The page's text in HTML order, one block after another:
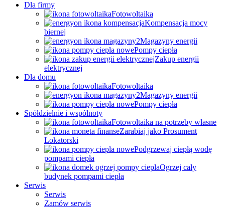
Dla firmy
Fotowoltaika
Kompensacja mocy
biernej
Magazyny energii
Pompy ciepła
Zakup energii
elektrycznej
Dla domu
Fotowoltaika
Magazyny energii
Pompy ciepła
Spółdzielnie i wspólnoty
Fotowoltaika na potrzeby własne
Zarabiaj jako Prosument
Lokatorski
Podgrzewaj ciepłą wodę
pompami ciepła
Ogrzej cały
budynek pompami ciepła
Serwis
Serwis
Zamów serwis